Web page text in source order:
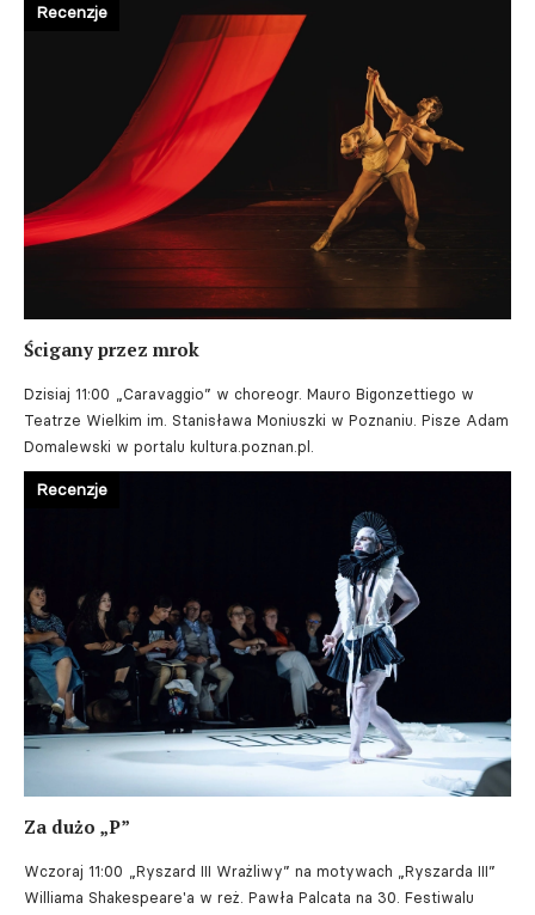
Ścigany przez mrok
Dzisiaj 11:00 „Caravaggio” w choreogr. Mauro Bigonzettiego w
Teatrze Wielkim im. Stanisława Moniuszki w Poznaniu. Pisze Adam
Domalewski w portalu kultura.poznan.pl.
Recenzje
Za dużo „P”
Wczoraj 11:00
„Ryszard III Wrażliwy” na motywach „Ryszarda III”
Williama Shakespeare'a w reż. Pawła Palcata na 30. Festiwalu
Recenzje